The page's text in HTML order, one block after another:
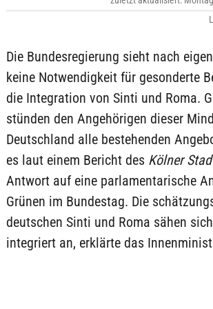
Die Bundesregierung sieht nach
keine Notwendigkeit für gesonderte
die Integration von Sinti und Roma.
stünden den Angehörigen dieser
Deutschland alle bestehenden
es laut einem Bericht des Kölner
Antwort auf eine parlamentarische
Grünen im Bundestag. Die
deutschen Sinti und Roma sähen
integriert an, erklärte das